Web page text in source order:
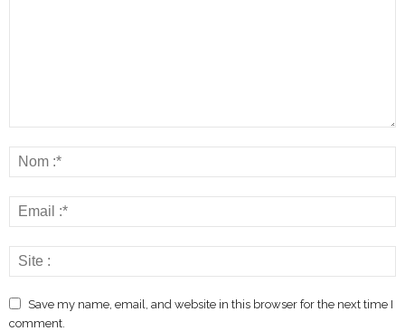
Save my name, email, and website in this browser for the next time I
comment.